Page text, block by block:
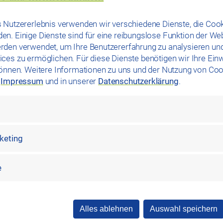
voller Erfolg. Das zeigt, wie gerne die Menschen aus
Arena kommen. „Deshalb freut es uns umso mehr,
verlängern konnten“, so Manfred Koller. In den Ferien gibt
10:00 – 12:00 Uhr und von 13:45 – 15:45 Uhr. Abhängig
noch ein zusätzlicher Abendlauf statt, bevor die
Start wird rechtzeitig bekannt gegeben. Weitere
regensburg.de/donau-arena.
verwenden wir verschiedene Dienste, die
Einige Dienste sind für eine reibungslose Funktion der
verwendet, um Ihre Benutzererfahrung zu analysieren
zu ermöglichen. Für diese Dienste benötigen wir Ihre
Weitere Informationen zu uns und der Nutzung von
Impressum und in unserer Datenschutzerklärung.
Alles ablehnen Auswahl speichern